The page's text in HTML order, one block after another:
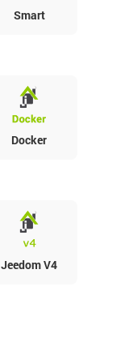
Smart
Docker
Jeedom V4